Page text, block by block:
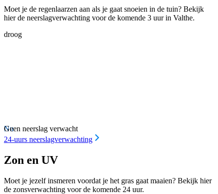
Moet je de regenlaarzen aan als je gaat snoeien in de tuin? Bekijk
hier de neerslagverwachting voor de komende 3 uur in Valthe.
droog
Nu
Geen neerslag verwacht
24-uurs neerslagverwachting
Zon en UV
Moet je jezelf insmeren voordat je het gras gaat maaien? Bekijk hier
de zonsverwachting voor de komende 24 uur.